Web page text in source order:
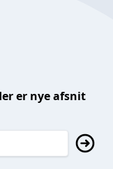
er nye afsnit